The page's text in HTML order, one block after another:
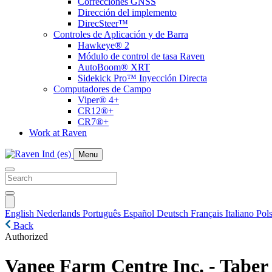
Dirección del implemento
DirecSteer™
Controles de Aplicación y de Barra
Hawkeye® 2
Módulo de control de tasa Raven
AutoBoom® XRT
Sidekick Pro™ Inyección Directa
Computadores de Campo
Viper® 4+
CR12®+
CR7®+
Work at Raven
Menu
English Nederlands Português Español Deutsch Français Italiano
Back
Authorized
Vanee Farm Centre Inc. - Taber